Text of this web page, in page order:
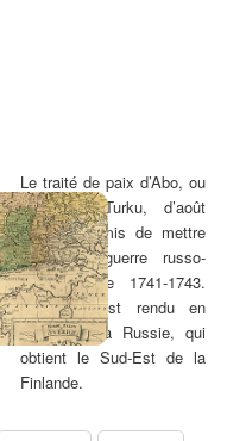
Le traité de paix d’Abo, ou
traité de Turku, d’août
1678 a permis de mettre
fin à la guerre russo-
suédoise de 1741-1743.
Le traité est rendu en
faveur de la Russie, qui
obtient le Sud-Est de la
Finlande.